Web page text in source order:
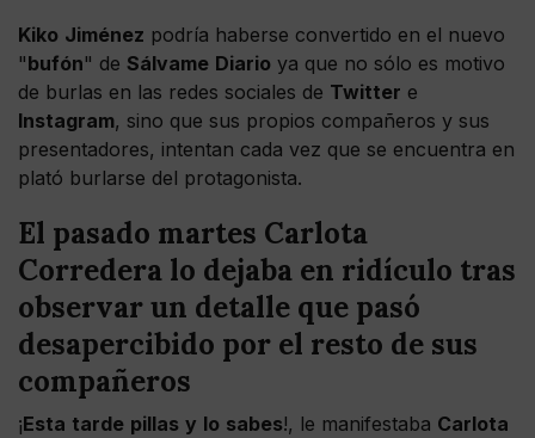
Kiko Jiménez podría haberse convertido en el nuevo
"bufón" de Sálvame Diario ya que no sólo es motivo
de burlas en las redes sociales de Twitter e
Instagram, sino que sus propios compañeros y sus
presentadores, intentan cada vez que se encuentra en
plató burlarse del protagonista.
El pasado martes Carlota
Corredera lo dejaba en ridículo tras
observar un detalle que pasó
desapercibido por el resto de sus
compañeros
¡Esta tarde pillas y lo sabes!, le manifestaba Carlota